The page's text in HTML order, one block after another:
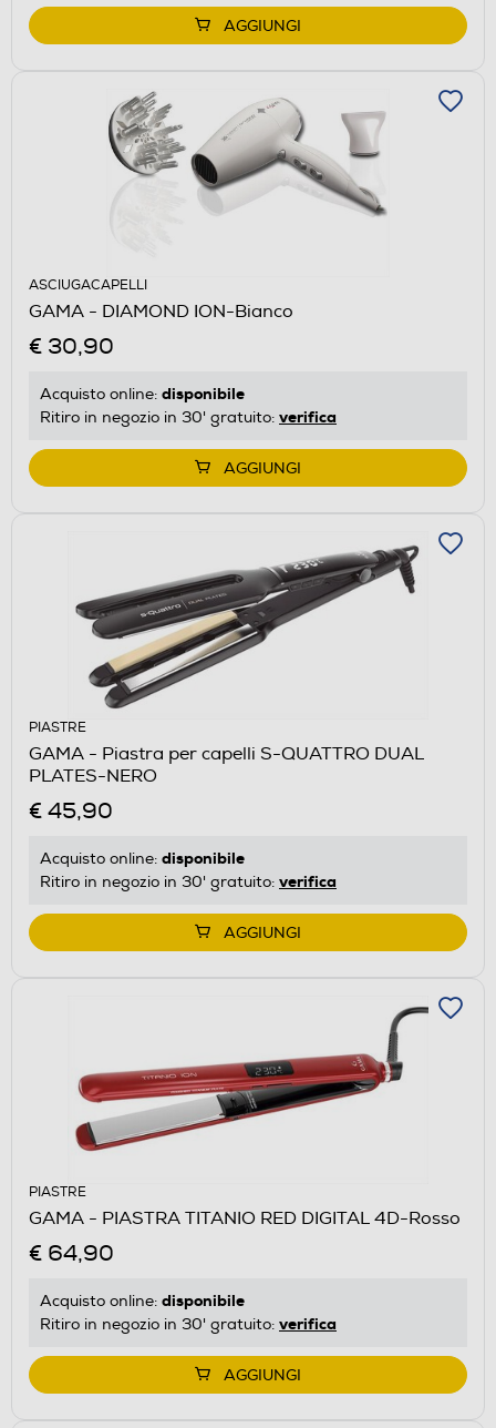
AGGIUNGI
ASCIUGACAPELLI
GAMA - DIAMOND ION-Bianco
€ 30,90
Acquisto online: disponibile
Ritiro in negozio in 30' gratuito: verifica
AGGIUNGI
PIASTRE
GAMA - Piastra per capelli S-QUATTRO DUAL
PLATES-NERO
€ 45,90
Acquisto online: disponibile
Ritiro in negozio in 30' gratuito: verifica
AGGIUNGI
PIASTRE
GAMA - PIASTRA TITANIO RED DIGITAL 4D-Rosso
€ 64,90
Acquisto online: disponibile
Ritiro in negozio in 30' gratuito: verifica
AGGIUNGI